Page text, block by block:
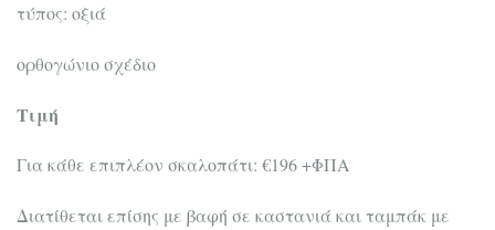
τύπος: οξιά
ορθογώνιο σχέδιο
Τιμή
Για κάθε επιπλέον σκαλοπάτι: €196 +ΦΠΑ
Διατίθεται επίσης με βαφή σε καστανιά και ταμπάκ με